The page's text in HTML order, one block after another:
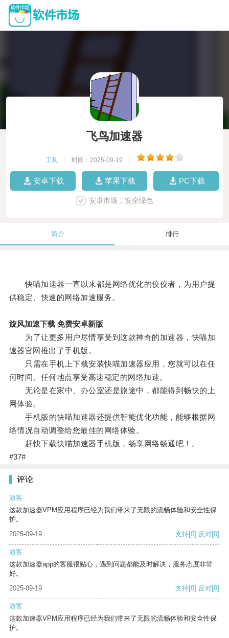
飞鸟加速器
工具 时间：2025-09-19
安卓下载 苹果下载 PC下载
安卓市场，安全绿色
简介 排行
快喵加速器一直以来都是网络优化的佼佼者，为用户提
供稳定、快速的网络加速服务。
旋风加速下载 免费安卓新版
为了让更多用户尽情享受到这款神奇的加速器，快喵加
速器官网推出了手机版。
只需在手机上下载安装快喵加速器应用，您就可以在任
何时间、任何地点享受高速稳定的网络加速。
无论是在家中、办公室还是旅途中，都能得到畅快的上
网体验。
手机版的快喵加速器还提供智能优化功能，能够根据网
络情况自动调整给您最佳的网络体验。
赶快下载快喵加速器手机版，畅享网络畅通吧！。
#37#
评论
游客
这款加速器VPM应用程序已经为我们带来了无限的流畅体验和安全性保
护。
2025-09-19
支持[0] 反对[0]
游客
这款加速器app的客服很贴心，遇到问题都能及时解决，服务态度非常
好。
2025-09-19
支持[0] 反对[0]
游客
这款加速器VPM应用程序已经为我们带来了无限的流畅体验和安全性保
护。